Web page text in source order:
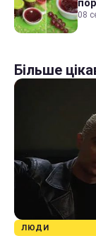
08
Більше
ЛЮДИ